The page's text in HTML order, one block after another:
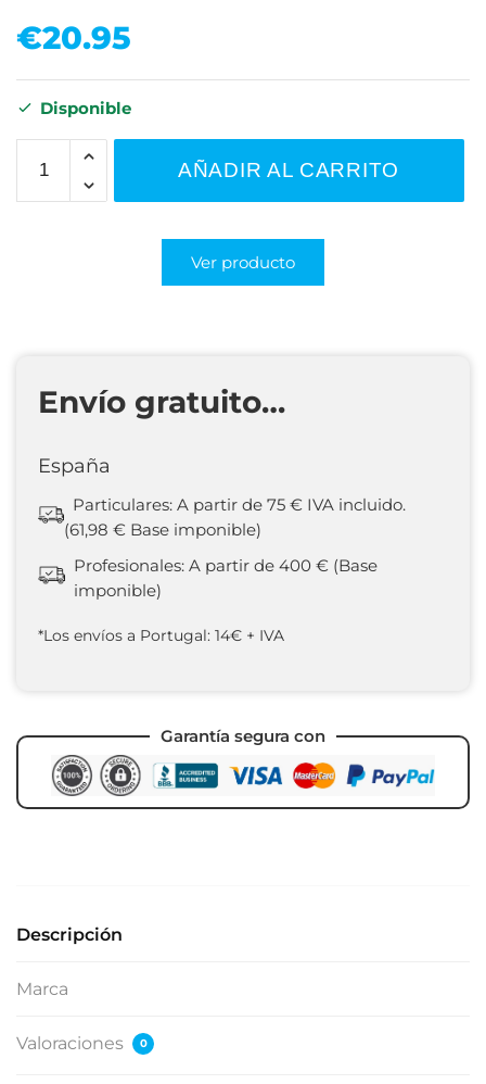
€20.95
Disponible
AÑADIR AL CARRITO
Ver producto
Envío gratuito…
España
Particulares: A partir de 75 € IVA incluido.
(61,98 € Base imponible)
Profesionales: A partir de 400 € (Base
imponible)
*Los envíos a Portugal: 14€ + IVA
Garantía segura con
Descripción
Marca
Valoraciones 0